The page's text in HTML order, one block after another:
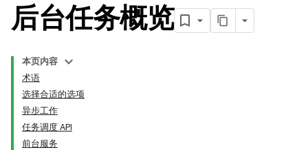
后台任务概览
本页内容
术语
选择合适的选项
异步工作
任务调度 API
前台服务